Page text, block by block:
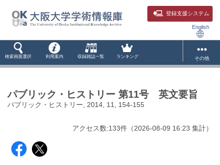
登録支援システム
English
検索画面選択 利用案内 収録雑誌一覧 ランキング その他
パブリック・ヒストリー 第11号 英文要旨
パブリック・ヒストリー, 2014, 11, 154-155
アクセス数:133件 （2026-08-09 16:23 集計）